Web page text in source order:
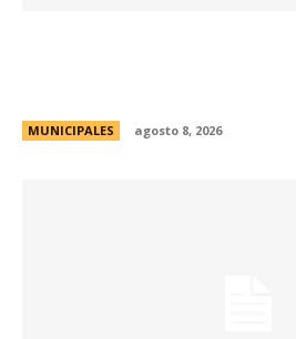
MUNICIPALES agosto 8, 2026